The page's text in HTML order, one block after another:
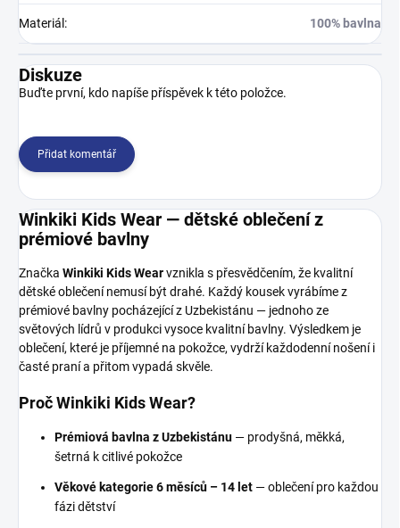
Materiál : 100% bavlna
Diskuze
Buďte první, kdo napíše příspěvek k této položce.
Přidat komentář
Winkiki Kids Wear — dětské oblečení z
prémiové bavlny
Značka Winkiki Kids Wearvznikla s přesvědčením, že kvalitní
dětské oblečení nemusí být drahé. Každý kousek vyrábíme z
prémiové bavlny pocházející z Uzbekistánu — jednoho ze
světových lídrů v produkci vysoce kvalitní bavlny. Výsledkem je
oblečení, které je příjemné na pokožce, vydrží každodenní nošení i
časté praní a přitom vypadá skvěle.
Proč Winkiki Kids Wear?
Prémiová bavlna z Uzbekistánu — prodyšná, měkká,
šetrná k citlivé pokožce
Věkové kategorie 6 měsíců – 14 let — oblečení pro každou
fázi dětství